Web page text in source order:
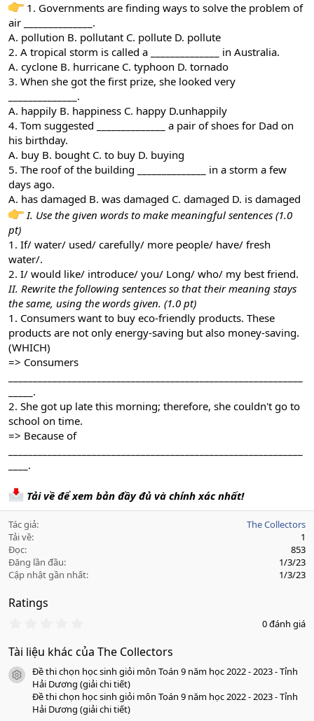
1. Governments are finding ways to solve the problem of
air ______________.
A. pollution B. pollutant C. pollute D. pollute
2. A tropical storm is called a ______________ in Australia.
A. cyclone B. hurricane C. typhoon D. tornado
3. When she got the first prize, she looked very
______________.
A. happily B. happiness C. happy D.unhappily
4. Tom suggested ______________ a pair of shoes for Dad on
his birthday.
A. buy B. bought C. to buy D. buying
5. The roof of the building ______________ in a storm a few
days ago.
A. has damaged B. was damaged C. damaged D. is damaged
I. Use the given words to make meaningful sentences (1.0
pt)
1. If/ water/ used/ carefully/ more people/ have/ fresh
water/.
2. I/ would like/ introduce/ you/ Long/ who/ my best friend.
II. Rewrite the following sentences so that their meaning stays
the same, using the words given. (1.0 pt)
1. Consumers want to buy eco-friendly products. These
products are not only energy-saving but also money-saving.
(WHICH)
=> Consumers
_____.
2. She got up late this morning; therefore, she couldn't go to
school on time.
=> Because of
____.
Tải về để xem bản đầy đủ và chính xác nhất!
Tác giả
The Collectors
Tải về
1
Đọc
853
Đăng lần đầu
1/3/23
Cập nhật gần nhất
1/3/23
Ratings
0
0
a
o
0 đánh giá
Tài liệu khác của The Collectors
icon tài liệu
Đề thi chọn học sinh giỏi môn Toán 9 năm học 2022 - 2023 - Tỉnh
Hải Dương (giải chi tiết)
Đề thi chọn học sinh giỏi môn Toán 9 năm học 2022 - 2023 - Tỉnh
Hải Dương (giải chi tiết)